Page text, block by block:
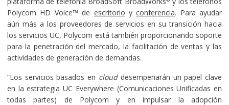
Polycom HD Voice™ de escritorio yconferencia. Para ayudar
aún más a los proveedores de servicios en su transición hacia
los servicios UC, Polycom está también proporcionando soporte
para la penetración del mercado, la facilitación de ventas y las
actividades de generación de demandas.
“Los servicios basados en clouddesempeñarán un papel clave
en la estrategia UC Everywhere (Comunicaciones Unificadas en
todas partes) de Polycom y en impulsar la adopción